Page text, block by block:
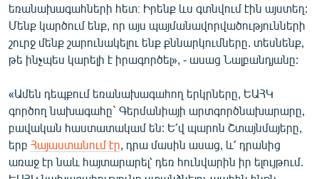
եռանախագահների հետ։ Իրենք ևս գտնվում էին այստեղ:
Մենք կարծում ենք, որ այս պայմանավորվածությունների
շուրջ մենք շարունակելու ենք քննարկումները. տեսնենք,
թե ինչպես կարելի է իրագործել», - ասաց Նալբանդյանը:
«Ամեն դեպքում եռանախագահող երկրները, ԵԱՀԿ
գործող նախագահը` Գերմանիայի արտգործնախարարը,
բավական հաստատակամ են: Ե՛վ պարոն Շտայնմայերը,
երբ Հայաստանում էր , դրա մասին ասաց, և՛ դրանից
առաջ էր նաև հայտարարել՝ դեռ հունվարին իր ելույթում.